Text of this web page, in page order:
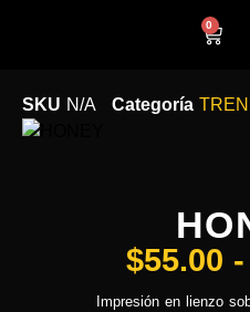
0
SKU N/A Categoría
$55.00 -
Impresión en lienzo